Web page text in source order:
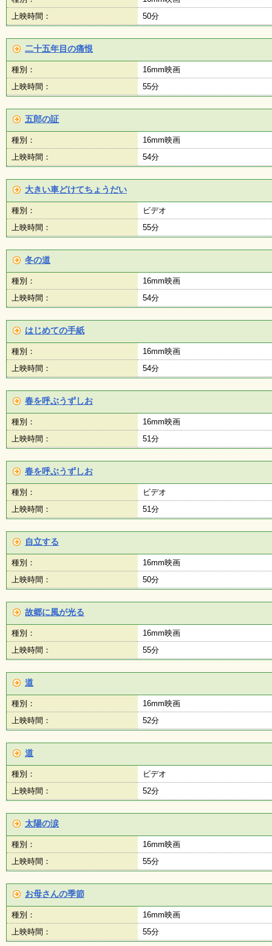
上映時間：
50分
二十五年目の痛恨
種別：
16mm映画
上映時間：
55分
五郎の証
種別：
16mm映画
上映時間：
54分
大きい車どけてちょうだい
種別：
ビデオ
上映時間：
55分
冬の道
種別：
16mm映画
上映時間：
54分
はじめての手紙
種別：
16mm映画
上映時間：
54分
春を呼ぶうずしお
種別：
16mm映画
上映時間：
51分
春を呼ぶうずしお
種別：
ビデオ
上映時間：
51分
自立する
種別：
16mm映画
上映時間：
50分
故郷に風が光る
種別：
16mm映画
上映時間：
55分
道
種別：
16mm映画
上映時間：
52分
道
種別：
ビデオ
上映時間：
52分
太陽の涙
種別：
16mm映画
上映時間：
55分
お母さんの季節
種別：
16mm映画
上映時間：
55分